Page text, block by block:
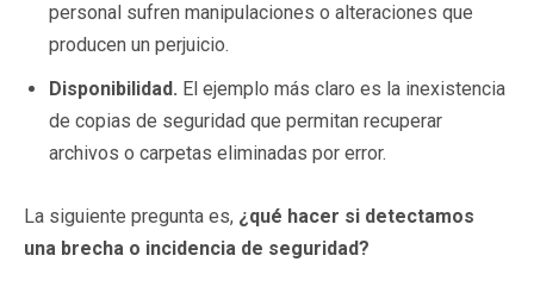
personal sufren manipulaciones o alteraciones que
producen un perjuicio.
Disponibilidad. El ejemplo más claro es la inexistencia
de copias de seguridad que permitan recuperar
archivos o carpetas eliminadas por error.
La siguiente pregunta es, ¿qué hacer si detectamos
una brecha o incidencia de seguridad?